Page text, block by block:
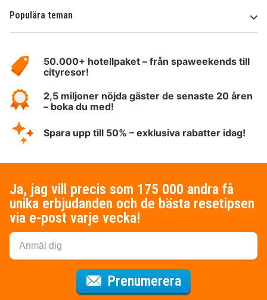
Populära teman
HotelSpecials50.000+ hotellpaket – från spaweekends till
cityresor!
2,5 miljoner nöjda gäster de senaste 20 åren
– boka du med!
Spara upp till 50% – exklusiva rabatter idag!
Ja, jag vill precis som 175 000 andra få
unika erbjudanden och de bästa resetipsen
via e-post varje vecka!
Prenumerera